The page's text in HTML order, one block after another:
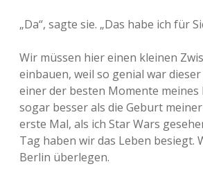
„Da“, sagte sie. „Das habe ich für
Wir müssen hier einen kleinen
einbauen, weil so genial war
einer der besten Momente meines
sogar besser als die Geburt
erste Mal, als ich Star Wars
Tag haben wir das Leben besiegt.
Berlin überlegen.